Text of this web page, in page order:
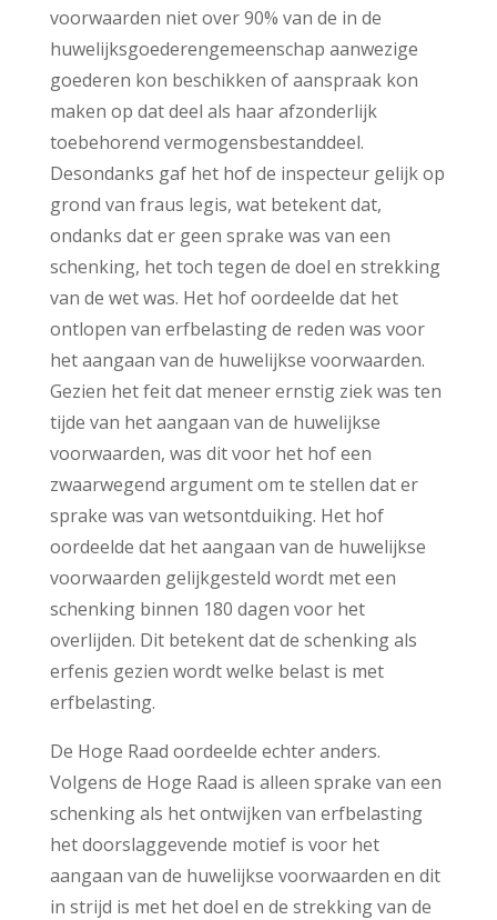
voorwaarden niet over 90% van de in de
huwelijksgoederengemeenschap aanwezige
goederen kon beschikken of aanspraak kon
maken op dat deel als haar afzonderlijk
toebehorend vermogensbestanddeel.
Desondanks gaf het hof de inspecteur gelijk op
grond van fraus legis, wat betekent dat,
ondanks dat er geen sprake was van een
schenking, het toch tegen de doel en strekking
van de wet was. Het hof oordeelde dat het
ontlopen van erfbelasting de reden was voor
het aangaan van de huwelijkse voorwaarden.
Gezien het feit dat meneer ernstig ziek was ten
tijde van het aangaan van de huwelijkse
voorwaarden, was dit voor het hof een
zwaarwegend argument om te stellen dat er
sprake was van wetsontduiking. Het hof
oordeelde dat het aangaan van de huwelijkse
voorwaarden gelijkgesteld wordt met een
schenking binnen 180 dagen voor het
overlijden. Dit betekent dat de schenking als
erfenis gezien wordt welke belast is met
erfbelasting.
De Hoge Raad oordeelde echter anders.
Volgens de Hoge Raad is alleen sprake van een
schenking als het ontwijken van erfbelasting
het doorslaggevende motief is voor het
aangaan van de huwelijkse voorwaarden en dit
in strijd is met het doel en de strekking van de